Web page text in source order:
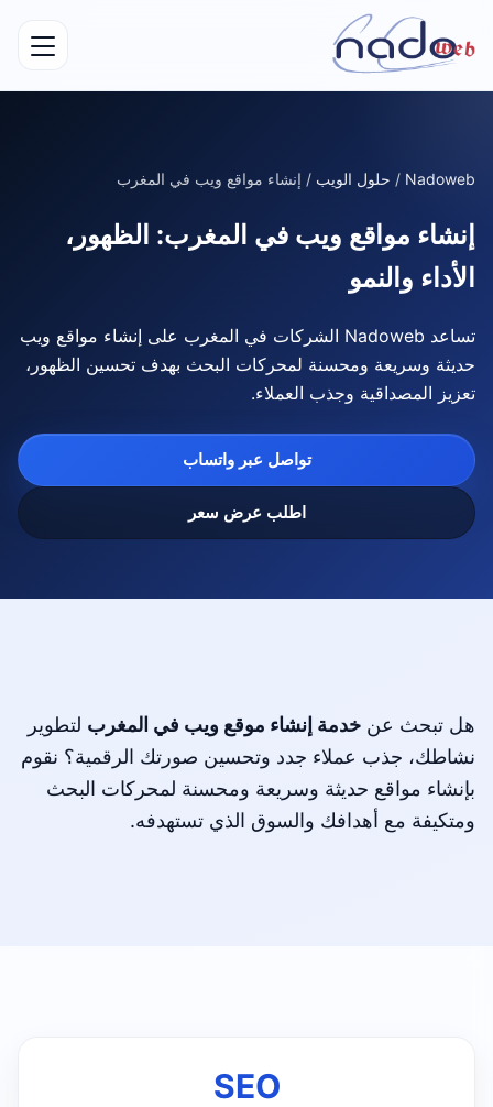
Nadoweb
/ حلول الويب / إنشاء مواقع ويب في المغرب
إنشاء مواقع ويب في المغرب: الظهور،
الأداء والنمو
تساعد Nadoweb الشركات في المغرب على إنشاء مواقع ويب
حديثة وسريعة ومحسنة لمحركات البحث بهدف تحسين الظهور،
تعزيز المصداقية وجذب العملاء.
تواصل عبر واتساب
اطلب عرض سعر
هل تبحث عن خدمة إنشاء موقع ويب في المغرب لتطوير
نشاطك، جذب عملاء جدد وتحسين صورتك الرقمية؟ نقوم
بإنشاء مواقع حديثة وسريعة ومحسنة لمحركات البحث
ومتكيفة مع أهدافك والسوق الذي تستهدفه.
SEO